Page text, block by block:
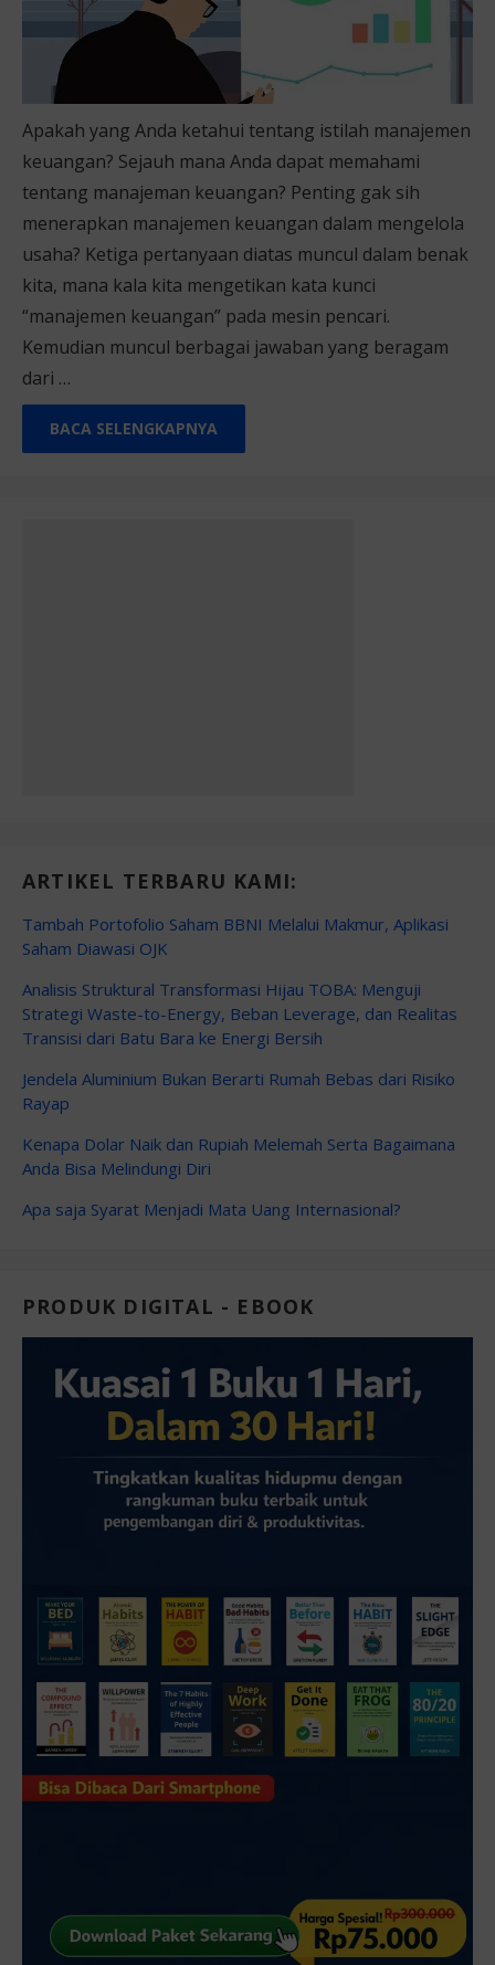
Apakah yang Anda ketahui tentang istilah manajemen
keuangan? Sejauh mana Anda dapat memahami
tentang manajeman keuangan? Penting gak sih
menerapkan manajemen keuangan dalam mengelola
usaha? Ketiga pertanyaan diatas muncul dalam benak
kita, mana kala kita mengetikan kata kunci
“manajemen keuangan” pada mesin pencari.
Kemudian muncul berbagai jawaban yang beragam
dari …
BACA SELENGKAPNYA
ARTIKEL TERBARU KAMI:
Tambah Portofolio Saham BBNI Melalui Makmur, Aplikasi
Saham Diawasi OJK
Analisis Struktural Transformasi Hijau TOBA: Menguji
Strategi Waste-to-Energy, Beban Leverage, dan Realitas
Transisi dari Batu Bara ke Energi Bersih
Jendela Aluminium Bukan Berarti Rumah Bebas dari Risiko
Rayap
Kenapa Dolar Naik dan Rupiah Melemah Serta Bagaimana
Anda Bisa Melindungi Diri
Apa saja Syarat Menjadi Mata Uang Internasional?
PRODUK DIGITAL - EBOOK